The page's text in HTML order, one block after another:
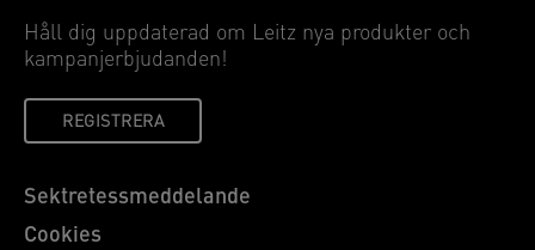
Håll dig uppdaterad om Leitz nya produkter och
kampanjerbjudanden!
REGISTRERA
Sektretessmeddelande
Cookies